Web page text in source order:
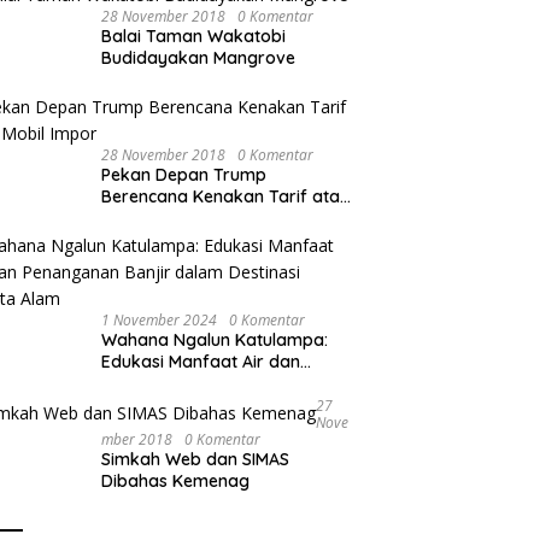
28 November 2018 0 Komentar
Balai Taman Wakatobi
Budidayakan Mangrove
28 November 2018 0 Komentar
Pekan Depan Trump
Berencana Kenakan Tarif atas
1 November 2024 0 Komentar
Wahana Ngalun Katulampa:
Edukasi Manfaat Air dan
Destinasi Wisata Alam
27
Nove
Mber 2018
0 Komentar
Simkah Web dan SIMAS
Dibahas Kemenag